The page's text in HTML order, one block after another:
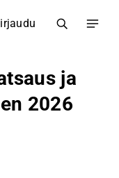
ja
2026